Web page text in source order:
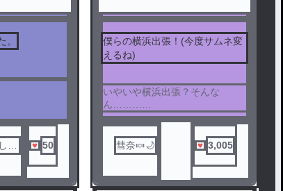
。
ま
50
僕らの横浜出張！(今度サムネ変
えるね)
いやいや横浜出張？そんな
ん………
受けるに決まってんじゃん☆
彗奈🍬🌙 3,005